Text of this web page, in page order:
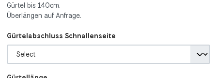
Gürtel bis 140cm.
Überlängen auf Anfrage.
Gürtelabschluss Schnallenseite